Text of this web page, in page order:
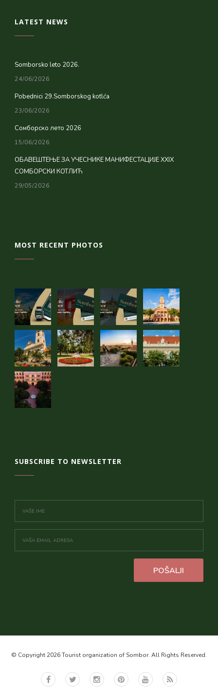
LATEST NEWS
Somborsko leto 2026.
24/06/2026
Pobednici 29.Somborskog kotlća
23/06/2026
Сомборско лето 2026
15/06/2026
ОБАВЕШТЕЊЕ ЗА УЧЕСНИКЕ МАНИФЕСТАЦИЈЕ XXIX
СОМБОРСКИ КОТЛИЋ
29/05/2026
MOST RECENT PHOTOS
SUBSCRIBE TO NEWSLETTER
POŠALJI
© Copyright 2026 Tourist organization of Sombor. All Rights Reserved.